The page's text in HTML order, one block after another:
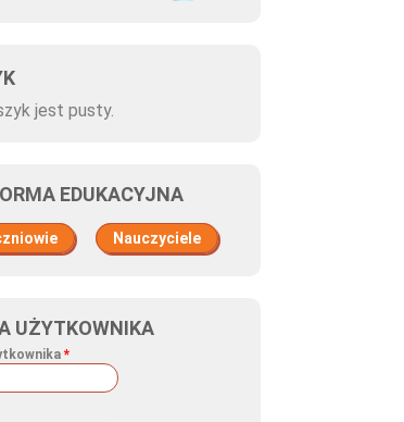
jest pusty.
EDUKACYJNA
Nauczyciele
UŻYTKOWNIKA
*